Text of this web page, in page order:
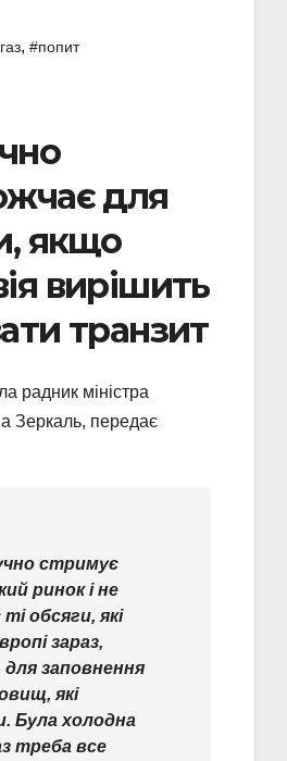
, #попит
для
якщо
вирішить
транзит
радник міністра
Зеркаль, передає
стримує
ринок і не
обсяги, які
зараз,
для заповнення
які
Була холодна
треба все